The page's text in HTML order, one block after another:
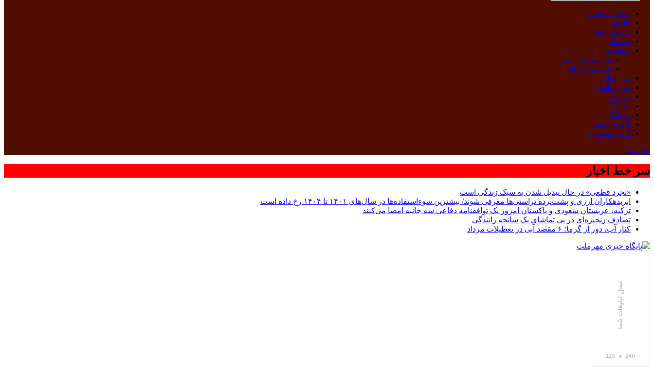
صفحه نخست
جامعه
فرهنگ و هنر
اقتصاد
سیاست
سیاست خارجی
سیاست داخلی
بین الملل
کار و دانش
ورزش
رویداد
استانها
گالری ویدیو
گالری تصاویر
فهرست
سر خط اخبار
«تجرد قطعی» در حال تبدیل شدن به سبک زندگی است
ابربدهکاران ارزی و پشت‌پرده تراستی‌ها معرفی شوند/ بیشترین سوءاستفاده‌ها در سال‌های ۱۴۰۱ تا ۱۴۰۴ رخ داده است
ترکیه، عربستان سعودی و پاکستان امروز یک توافقنامه دفاعی سه جانبه امضا می‌کنند
تصادف زنجیره‌ای در پی تماشای یک سانحه رانندگی
کنار آب، دور از گرما؛ ۶ مقصد آبی در تعطیلات مرداد